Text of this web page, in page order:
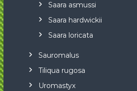
Saara asmussi
Saara hardwickii
Saara loricata
Sauromalus
Tiliqua rugosa
Uromastyx